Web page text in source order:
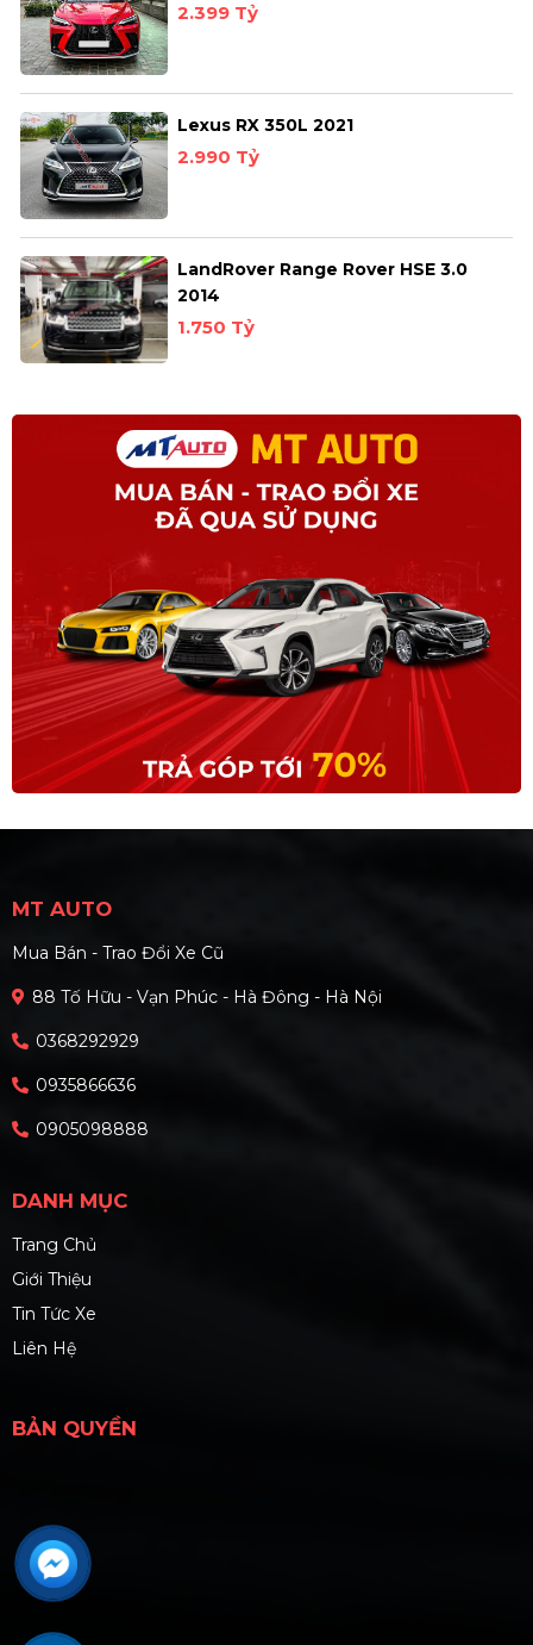
2.399 Tỷ
Lexus RX 350L 2021
2.990 Tỷ
LandRover Range Rover HSE 3.0
2014
1.750 Tỷ
MT AUTO
Mua Bán - Trao Đổi Xe Cũ
88 Tố Hữu - Vạn Phúc - Hà Đông - Hà Nội
0368292929
0935866636
0905098888
DANH MỤC
Trang Chủ
Giới Thiệu
Tin Tức Xe
Liên Hệ
BẢN QUYỀN